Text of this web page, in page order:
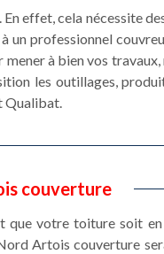
effet, cela nécessite
un professionnel
à bien vos travaux,
les outillages,
Qualibat.
couverture
que votre toiture soit
Artois couverture